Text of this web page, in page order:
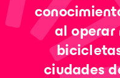
al operar
ciudades